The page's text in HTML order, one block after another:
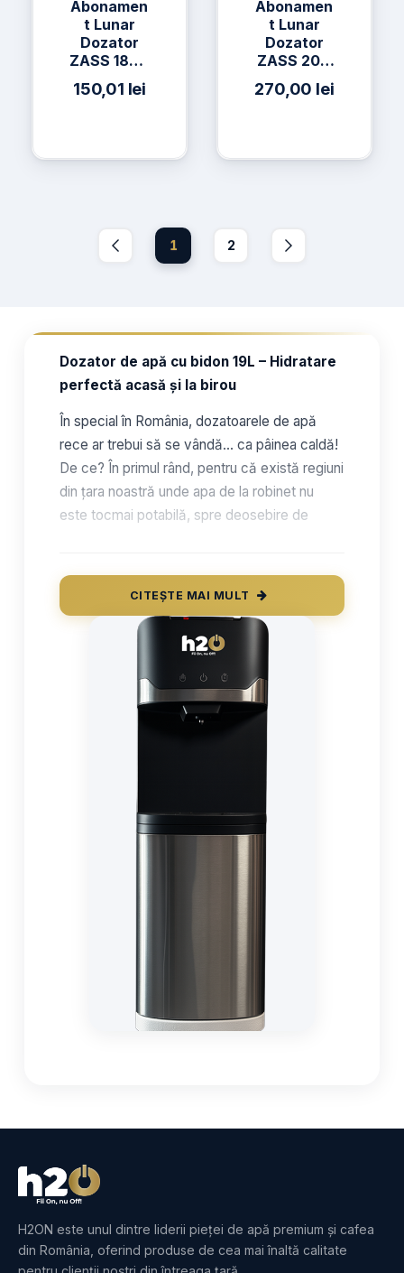
Abonamen
t Lunar
Dozator
ZASS 18CR
h2on 19L
150,01 lei
Abonamen
t Lunar
Dozator
ZASS 20C
h2on 19L +
270,00 lei
1 2
Dozator de apă cu bidon 19L – Hidratare
perfectă acasă și la birou
În special în România, dozatoarele de apă
rece ar trebui să se vândă… ca pâinea caldă!
De ce? În primul rând, pentru că există regiuni
din țara noastră unde apa de la robinet nu
este tocmai potabilă, spre deosebire de
oferită gratuit în restaurante. Astfel, cel mai
bun mod în care poți beneficia de o hidratare
corespunzătoare, fără să-ți periclitezi în
niciun fel sănătatea, este să comanzi un
dozator de apă cu bidon de 19 litri
CITEȘTE MAI MULT
H2ON este unul dintre liderii pieței de apă premium și cafea
din România, oferind produse de cea mai înaltă calitate